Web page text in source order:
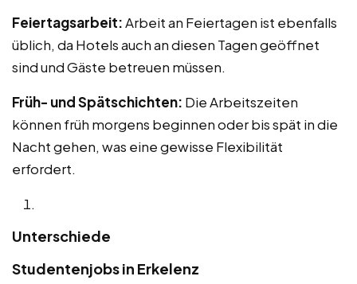
Feiertagsarbeit:Arbeit an Feiertagen ist ebenfalls
üblich, da Hotels auch an diesen Tagen geöffnet
sind und Gäste betreuen müssen.
Früh- und Spätschichten: Die Arbeitszeiten
können früh morgens beginnen oder bis spät in die
Nacht gehen, was eine gewisse Flexibilität
erfordert.
Unterschiede
Studentenjobs in Erkelenz